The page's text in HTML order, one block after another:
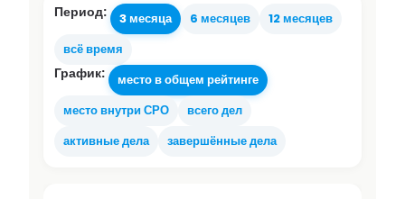
Период: 3 месяца 6 месяцев
12 месяцев
всё время
График:
место в общем рейтинге
место внутри СРО
всего дел
активные дела
завершённые дела